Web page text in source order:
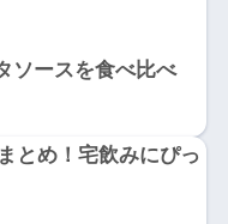
ソースを食べ比べ